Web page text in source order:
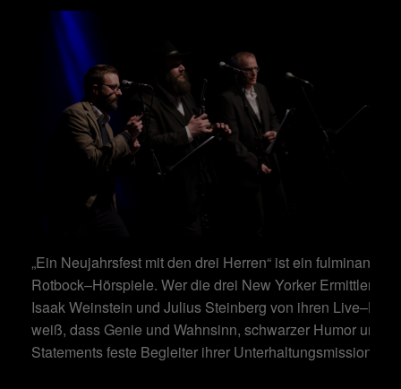
„Ein Neujahrsfest mit den drei Herren“ ist ein fulminantes
Rotbock–Hörspiele. Wer die drei New Yorker Ermittler
Isaak Weinstein und Julius Steinberg von ihren
weiß, dass Genie und Wahnsinn, schwarzer Humor und
Statements feste Begleiter ihrer Unterhaltungsmission